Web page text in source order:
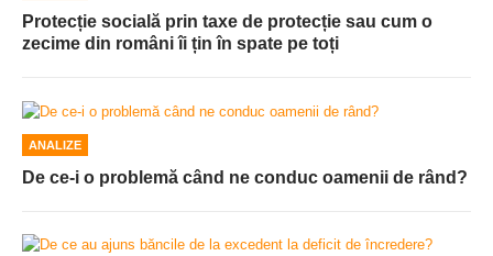
Protecție socială prin taxe de protecție sau cum o
zecime din români îi țin în spate pe toți
ANALIZE
De ce-i o problemă când ne conduc oamenii de rând?